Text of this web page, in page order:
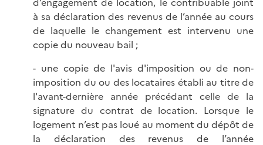
à sa déclaration des revenus de l’année au cours
de laquelle le changement est intervenu une
copie du nouveau bail ;
- une copie de l'avis d'imposition ou de non-
imposition du ou des locataires établi au titre de
l'avant-dernière année précédant celle de la
signature du contrat de location. Lorsque le
logement n’est pas loué au moment du dépôt de
la déclaration des revenus de l’année